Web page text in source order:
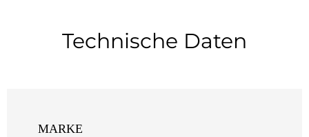
Technische Daten
MARKE